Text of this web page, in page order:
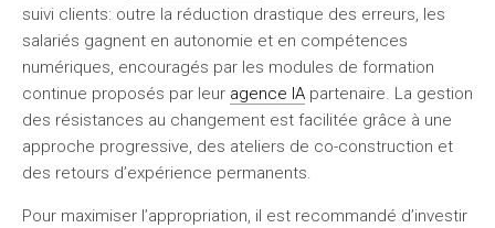
suivi clients: outre la réduction drastique des erreurs, les
salariés gagnent en autonomie et en compétences
numériques, encouragés par les modules de formation
continue proposés par leur agence IA partenaire. La gestion
des résistances au changement est facilitée grâce à une
approche progressive, des ateliers de co-construction et
des retours d’expérience permanents.
Pour maximiser l’appropriation, il est recommandé d’investir